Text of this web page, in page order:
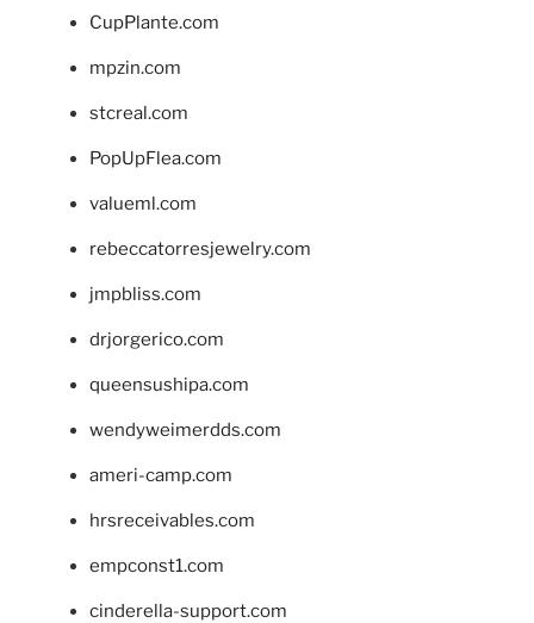
CupPlante.com
mpzin.com
stcreal.com
PopUpFlea.com
valueml.com
rebeccatorresjewelry.com
jmpbliss.com
drjorgerico.com
queensushipa.com
wendyweimerdds.com
ameri-camp.com
hrsreceivables.com
empconst1.com
cinderella-support.com